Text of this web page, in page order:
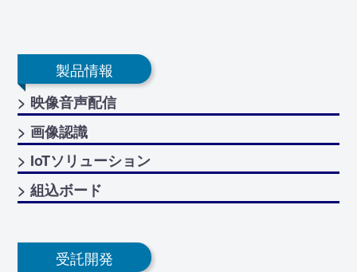
製品情報
> 映像音声配信
> 画像認識
> IoTソリューション
> 組込ボード
受託開発